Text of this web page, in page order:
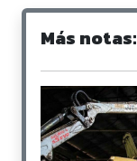
Más notas: